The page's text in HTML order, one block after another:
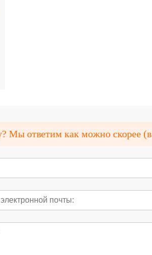
Мы ответим как можно скорее (в